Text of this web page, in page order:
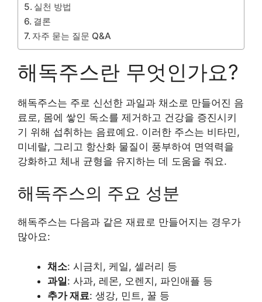
실천 방법
결론
자주 묻는 질문 Q&A
해독주스란 무엇인가요?
해독주스는 주로 신선한 과일과 채소로 만들어진 음
료로, 몸에 쌓인 독소를 제거하고 건강을 증진시키
기 위해 섭취하는 음료예요. 이러한 주스는 비타민,
미네랄, 그리고 항산화 물질이 풍부하여 면역력을
강화하고 체내 균형을 유지하는 데 도움을 줘요.
해독주스의 주요 성분
해독주스는 다음과 같은 재료로 만들어지는 경우가
많아요:
채소: 시금치, 케일, 셀러리 등
과일: 사과, 레몬, 오렌지, 파인애플 등
추가 재료: 생강, 민트, 꿀 등